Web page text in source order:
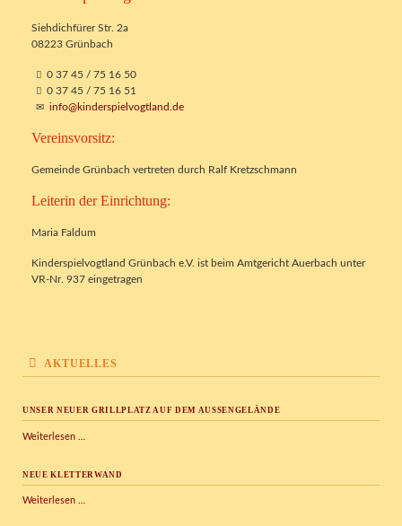
Siehdichfürer Str. 2a
08223 Grünbach
0 37 45 / 75 16 50
0 37 45 / 75 16 51
info@kinderspielvogtland.de
Vereinsvorsitz:
Gemeinde Grünbach vertreten durch Ralf Kretzschmann
Leiterin der Einrichtung:
Maria Faldum
Kinderspielvogtland Grünbach e.V. ist beim Amtgericht Auerbach unter
VR-Nr. 937 eingetragen
AKTUELLES
UNSER NEUER GRILLPLATZ AUF DEM AUSSENGELÄNDE
Weiterlesen …
auf
NEUE KLETTERWAND
Weiterlesen …